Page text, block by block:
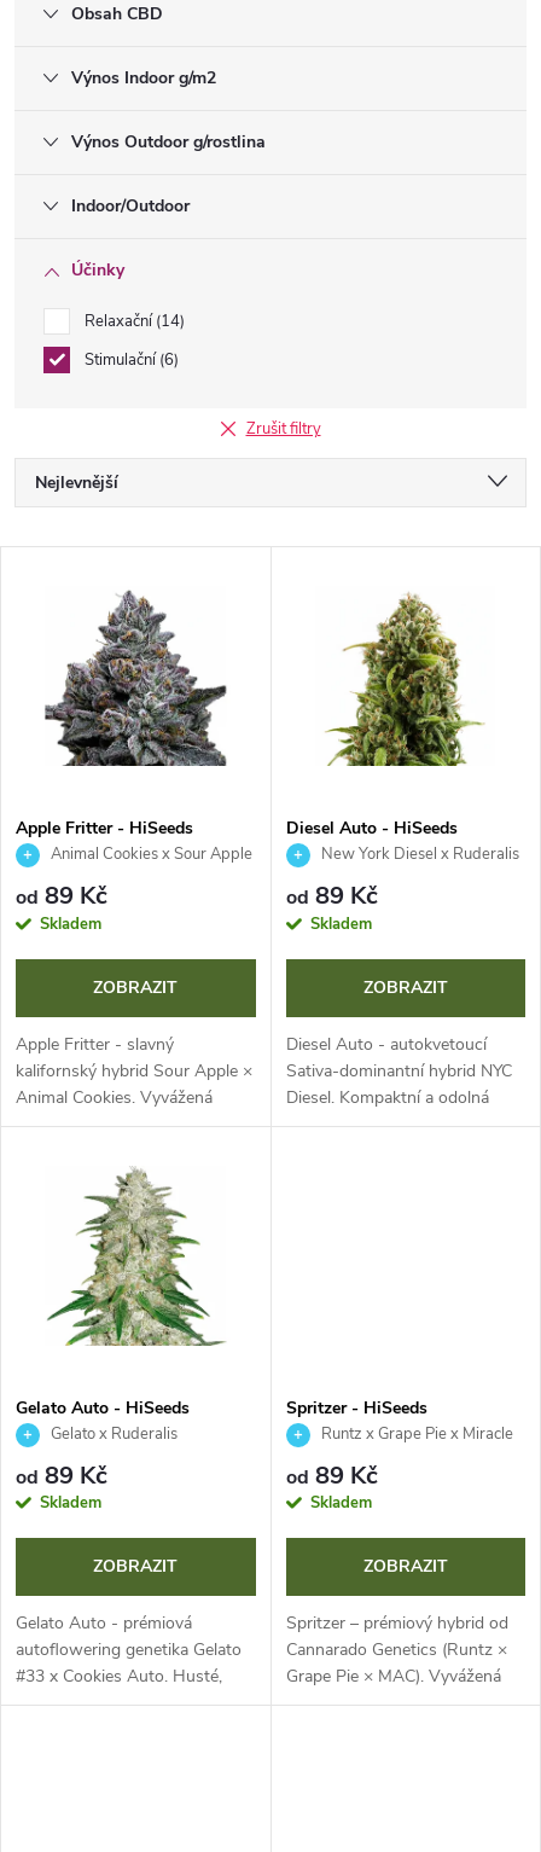
Obsah CBD
Výnos Indoor g/m2
Výnos Outdoor g/rostlina
Indoor/Outdoor
Účinky
Relaxační 14
Stimulační 6
Zrušit filtry
Ř
a
p
r
o
d
u
Nejlevnější
Abecedně
s
p
r
d
u
Apple Fritter - HiSeeds
Animal Cookies x Sour Apple
od 89 Kč
Skladem
ZOBRAZIT
Apple Fritter - slavný
kalifornský hybrid Sour Apple ×
Animal Cookies. Vyvážená
genetika s vysokým výnosem a
závině, karamelu a pečivu.
Prémiová...
Diesel Auto - HiSeeds
New York Diesel x Ruderalis
od 89 Kč
Skladem
ZOBRAZIT
Diesel Auto - autokvetoucí
Sativa-dominantní hybrid NYC
Diesel. Kompaktní a odolná
rostlina s hustými, třpytivými
Gelato Auto - HiSeeds
Gelato x Ruderalis
od 89 Kč
Skladem
ZOBRAZIT
Gelato Auto - prémiová
autoflowering genetika Gelato
#33 x Cookies Auto. Husté,
pryskyřičnaté palice s fialovými
Spritzer - HiSeeds
Runtz x Grape Pie x Miracle
Alien Cookies
od 89 Kč
Skladem
ZOBRAZIT
Spritzer – prémiový hybrid od
Cannarado Genetics (Runtz ×
Grape Pie × MAC). Vyvážená
genetika, oslnivé fialové palice a